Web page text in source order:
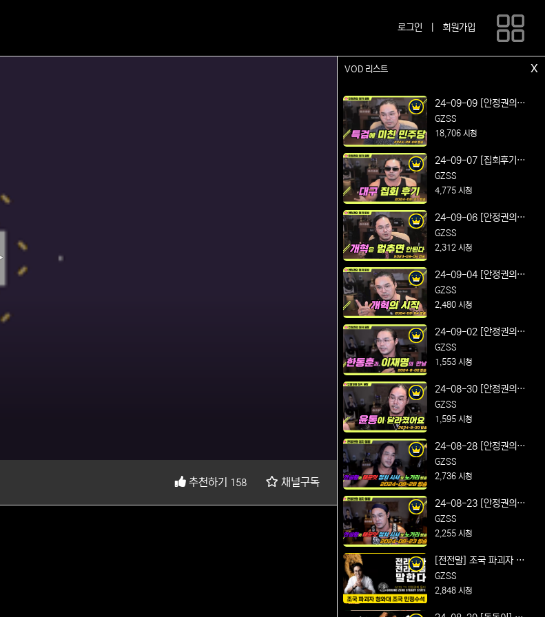
로그인 회원가입
추천하기 158 채널구독
VOD 리스트 x
24-09-09 [안정권의 썰
방] 연설왕의 매운맛 정
치 시사 및 노가리 방송
당
GZSS
18,706 시청
24-09-07 [집회후기방
송] 박정희 대통령 동상
건립 찬성! 대구 동성로
GZSS
4,775 시청
24-09-06 [안정권의 썰
방] 연설왕의 매운맛 정
치 시사 및 노가리 방송
된다
GZSS
2,312 시청
24-09-04 [안정권의 썰
방] 연설왕의 매운맛 정
치 시사 및 노가리 방송
GZSS
2,480 시청
24-09-02 [안정권의 썰
방] 연설왕의 매운맛 정
치 시사 및 노가리 방송
의 만남
GZSS
1,553 시청
24-08-30 [안정권의 썰
방] 연설왕의 매운맛 정
치 시사 및 노가리 방송
요
GZSS
1,595 시청
24-08-28 [안정권의 썰
방] 연설왕의 매운맛 정
치 시사 및 노가리 방송
GZSS
2,736 시청
24-08-23 [안정권의 썰
방] 연설왕의 매운맛 정
치 시사 및 노가리 방송
강 유의
GZSS
2,255 시청
[전전말] 조국 파괴자 청
와대 조국 민정수석 얼마
나 아십니까
GZSS
2,848 시청